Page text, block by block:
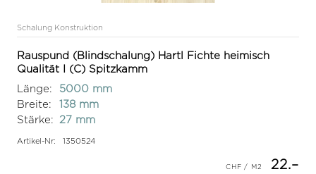
Schalung Konstruktion
Rauspund (Blindschalung) Hartl Fichte heimisch
Qualität I (C) Spitzkamm
Länge:
5000 mm
Breite:
138 mm
Stärke:
27 mm
Artikel-Nr: 1350524
22.–